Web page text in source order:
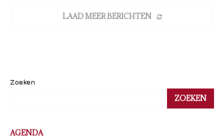
LAAD MEER BERICHTEN
Zoeken
ZOEKEN
AGENDA